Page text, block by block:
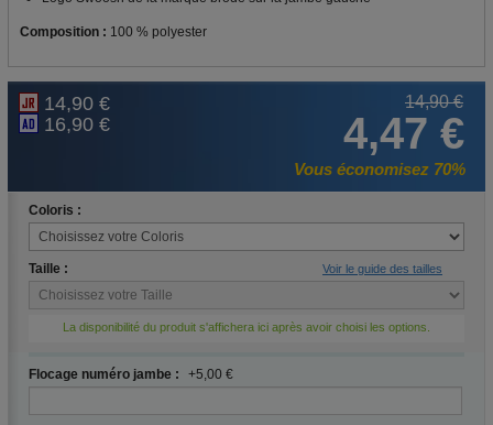
Composition : 100 % polyester
14,90 €
16,90 €
14,90 €
4,47 €
Vous économisez 70%
Coloris :
Taille : Voir le guide des tailles
La disponibilité du produit s'affichera ici après avoir choisi les options.
Flocage numéro jambe : +5,00 €